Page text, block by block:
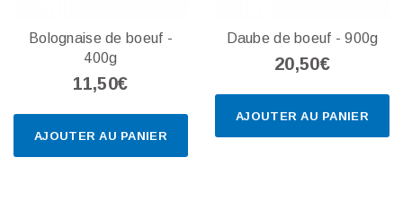
AJOUTER AU PANIER
Bolognaise de boeuf -
400g
11,50€
AJOUTER AU PANIER
Daube de boeuf - 900g
20,50€